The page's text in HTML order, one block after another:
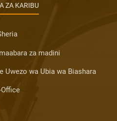
ZA KARIBU
za madini
Uwezo wa Ubia wa Biashara